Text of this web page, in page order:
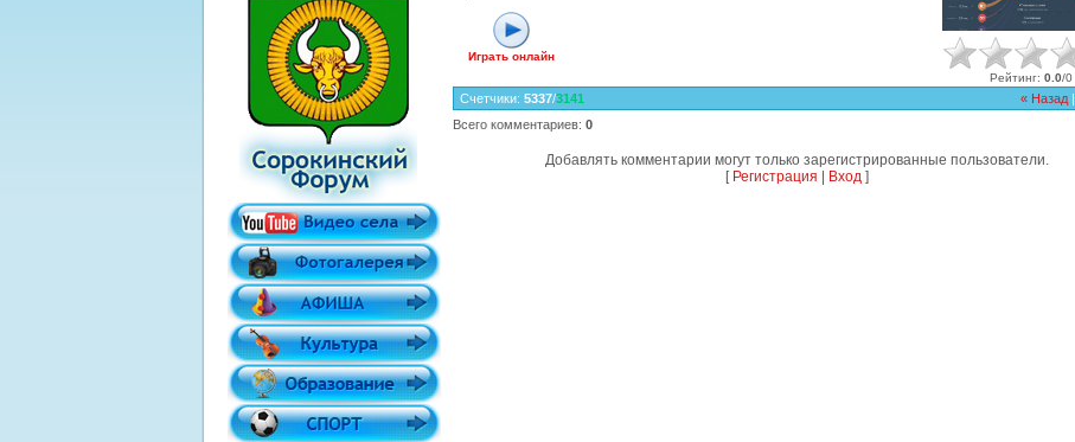
Играть онлайн
Рейтинг: 0.0/0
« Назад |
Счетчики: 5337/3141
Всего комментариев: 0
Добавлять комментарии могут только зарегистрированные пользователи.
[ Регистрация Вход]